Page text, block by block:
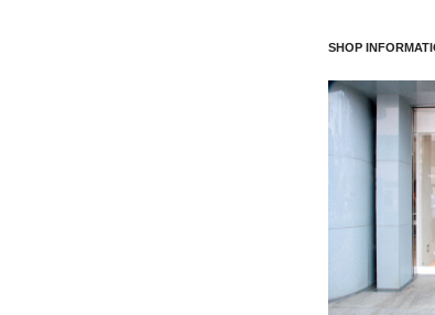
SHOP